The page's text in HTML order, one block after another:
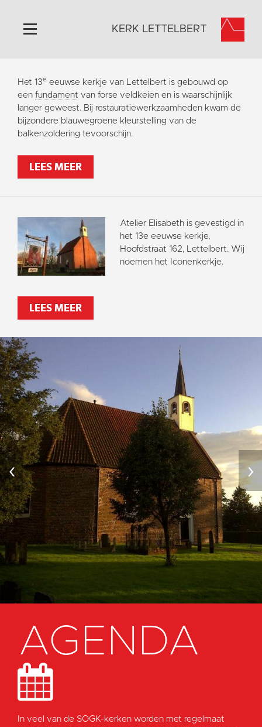
Home
Algemeen
Historie
Omgeving
Activiteiten
Steun ons
KERK LETTELBERT
Het 13e eeuwse kerkje van Lettelbert is gebouwd op
een fundament van forse veldkeien en is waarschijnlijk
langer geweest. Bij restauratiewerkzaamheden kwam de
bijzondere blauwegroene kleurstelling van de
balkenzoldering tevoorschijn.
LEES MEER
Atelier Elisabeth is gevestigd in
het 13e eeuwse kerkje,
Hoofdstraat 162, Lettelbert. Wij
noemen het Iconenkerkje.
LEES MEER
‹ ›
AGENDA
In veel van de SOGK-kerken worden met regelmaat